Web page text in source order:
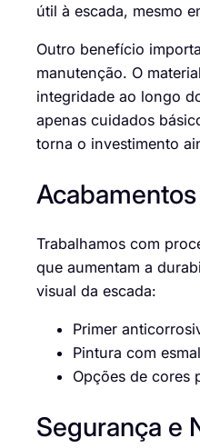
útil à escada, mesmo
Outro benefício
manutenção. O
integridade ao longo
apenas cuidados
torna o investimento
Trabalhamos com
que aumentam a
visual da escada:
Primer
Pintura com
Opções de cores
Segurança e